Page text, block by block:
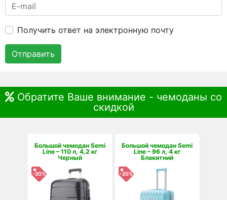
Получить ответ на электронную почту
Отправить
Обратите Ваше внимание - чемоданы со
скидкой
Большой чемодан Semi
Line – 110 л, 4,2 кг
Черный
-20%
Большой чемодан Semi
Line – 96 л, 4 кг
Блакитний
-20%